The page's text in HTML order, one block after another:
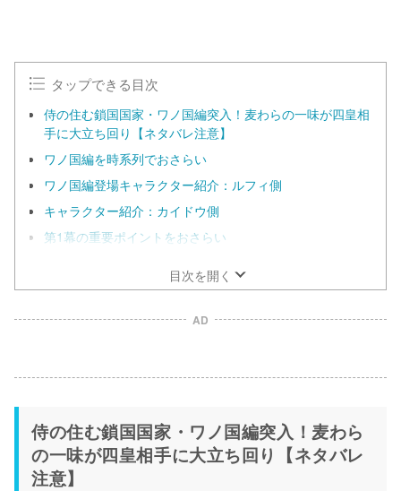
タップできる目次
侍の住む鎖国国家・ワノ国編突入！麦わらの一味が四皇相
手に大立ち回り【ネタバレ注意】
ワノ国編を時系列でおさらい
ワノ国編登場キャラクター紹介：ルフィ側
キャラクター紹介：カイドウ側
第1幕の重要ポイントをおさらい
目次を開く
AD
侍の住む鎖国国家・ワノ国編突入！麦わら
の一味が四皇相手に大立ち回り【ネタバレ
注意】